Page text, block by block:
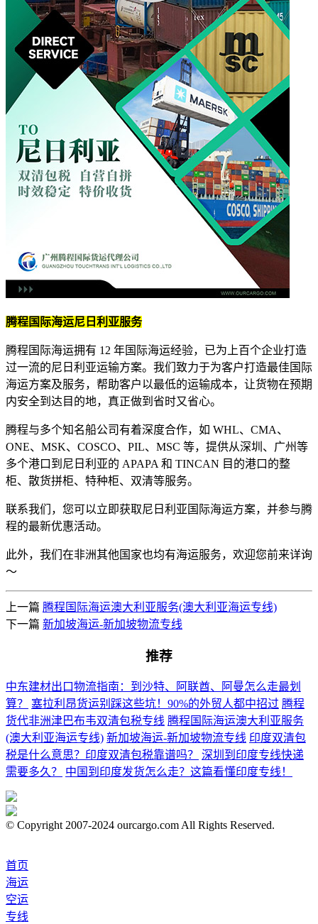
腾程国际海运尼日利亚服务
腾程国际海运拥有 12 年国际海运经验，已为上百个企业打造
过一流的尼日利亚运输方案。我们致力于为客户打造最佳国际
海运方案及服务，帮助客户以最低的运输成本，让货物在预期
内安全到达目的地，真正做到省时又省心。
腾程与多个知名船公司有着深度合作，如 WHL、CMA、
ONE、MSK、COSCO、PIL、MSC 等，提供从深圳、广州等
多个港口到尼日利亚的 APAPA 和 TINCAN 目的港口的整
柜、散货拼柜、特种柜、双清等服务。
联系我们，您可以立即获取尼日利亚国际海运方案，并参与腾
程的最新优惠活动。
此外，我们在非洲其他国家也均有海运服务，欢迎您前来详询
～
上一篇 腾程国际海运澳大利亚服务(澳大利亚海运专线)
下一篇 新加坡海运-新加坡物流专线
推荐
中东建材出口物流指南：到沙特、阿联酋、阿曼怎么走最划
算？
塞拉利昂货运别踩这些坑！90%的外贸人都中招过 腾程
货代非洲津巴布韦双清包税专线 腾程国际海运澳大利亚服务
(澳大利亚海运专线) 新加坡海运-新加坡物流专线 印度双清包
税是什么意思？印度双清包税靠谱吗？
深圳到印度专线快递
需要多久？
中国到印度发货怎么走？这篇看懂印度专线！
© Copyright 2007-2024 ourcargo.com All Rights Reserved.
首页
海运
空运
专线